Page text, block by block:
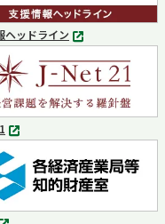
ヘッドライン
別
タ
ブ
で
開
く
別
タ
ブ
で
開
く